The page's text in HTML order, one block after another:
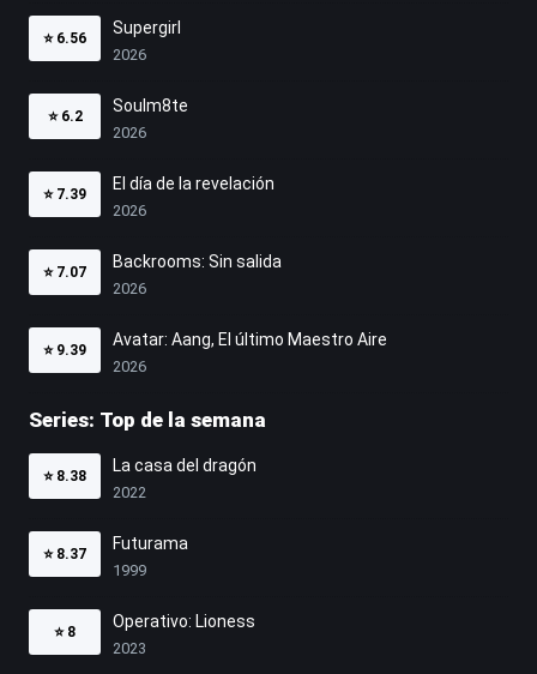
⭐ 6.56
Supergirl
2026
⭐ 6.2
Soulm8te
2026
⭐ 7.39
El día de la revelación
2026
⭐ 7.07
Backrooms: Sin salida
2026
⭐ 9.39
Avatar: Aang, El último Maestro Aire
2026
Series: Top de la semana
⭐ 8.38
La casa del dragón
2022
⭐ 8.37
Futurama
1999
⭐ 8
Operativo: Lioness
2023